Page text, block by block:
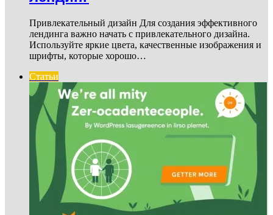
Привлекательный дизайн Для создания эффективного
лендинга важно начать с привлекательного дизайна.
Используйте яркие цвета, качественные изображения и
шрифты, которые хорошо…
Статьи